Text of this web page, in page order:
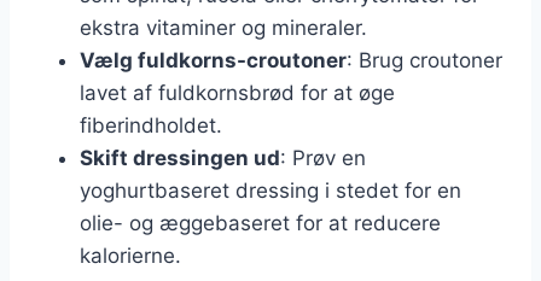
ekstra vitaminer og mineraler.
Vælg fuldkorns-croutoner: Brug croutoner
lavet af fuldkornsbrød for at øge
fiberindholdet.
Skift dressingen ud: Prøv en
yoghurtbaseret dressing i stedet for en
olie- og æggebaseret for at reducere
kalorierne.